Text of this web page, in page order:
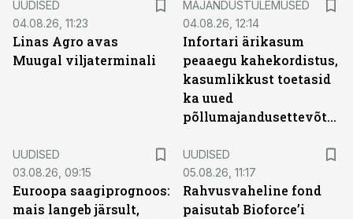
UUDISED
04.08.26, 11:23
Linas Agro avas
Muugal viljaterminali
MAJANDUSTULEMUSED
04.08.26, 12:14
Infortari ärikasum
peaaegu kahekordistus,
kasumlikkust toetasid
ka uued
põllumajandusettevõtted
UUDISED
03.08.26, 09:15
Euroopa saagiprognoos:
mais langeb järsult,
UUDISED
05.08.26, 11:17
Rahvusvaheline fond
paisutab Bioforce’i